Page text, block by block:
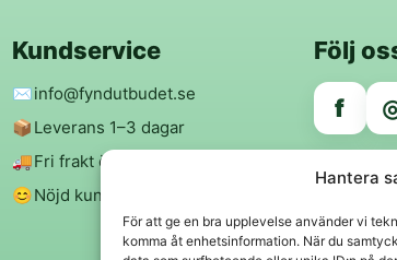
Hantera
För att ge en bra upplevelse använder vi
komma åt enhetsinformation. När du
Kundservice
✉️info@fyndutbudet.se
📦 Leverans 1–3 dagar
🚚Fri frakt över 299 kr
😊Nöjd kund-garanti
Följ
f
Trygga
Klarna